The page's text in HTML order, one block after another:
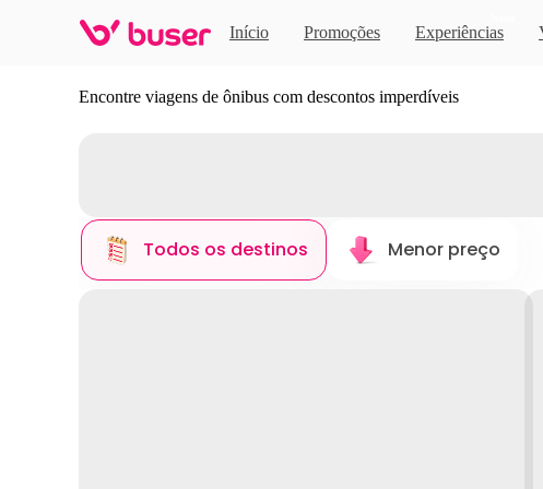
Início Promoções Experiências
Descubra novos destinos
Encontre viagens de ônibus com descontos imperdíveis
Todos os destinos Menor preço